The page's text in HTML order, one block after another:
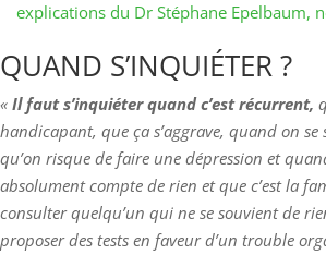
explications du Dr Stéphane Epelbaum,
QUAND S’INQUIÉTER ?
« Il faut s’inquiéter quand c’est récurrent,
handicapant, que ça s’aggrave, quand on se
qu’on risque de faire une dépression et
absolument compte de rien et que c’est la
consulter quelqu’un qui ne se souvient de
proposer des tests en faveur d’un trouble